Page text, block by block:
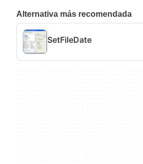
Alternativa más recomendada
SetFileDate